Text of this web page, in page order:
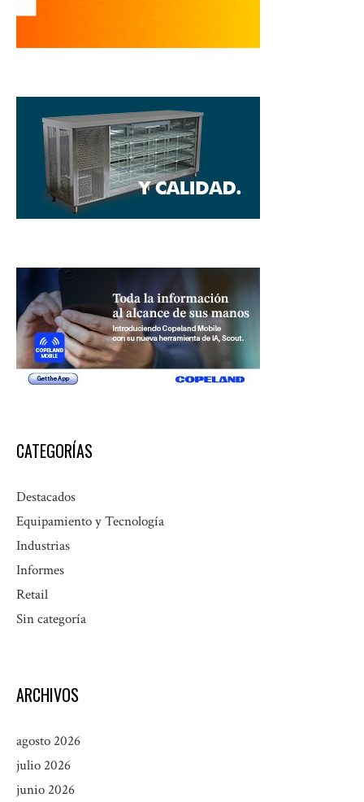
CATEGORÍAS
Destacados
Equipamiento y Tecnología
Industrias
Informes
Retail
Sin categoría
ARCHIVOS
agosto 2026
julio 2026
junio 2026